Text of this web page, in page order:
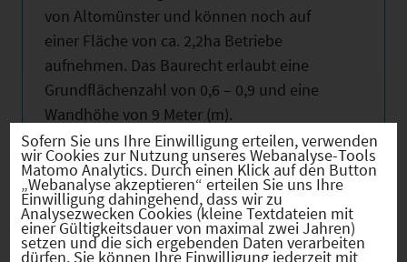
von Altomünster und können noch auf
einer Fläche von ca. 2,2ha Betriebe
aufnehmen. Das Baurecht erlaubt eine
Grundflächenzahl von 0,6 – 0,9 und eine
Wandhöhe von 9 Meter (m).
Hebesätze
Sofern Sie uns Ihre Einwilligung erteilen, verwenden
wir Cookies zur Nutzung unseres Webanalyse-Tools
Matomo Analytics. Durch einen Klick auf den Button
„Webanalyse akzeptieren“ erteilen Sie uns Ihre
Einwilligung dahingehend, dass wir zu
Analysezwecken Cookies (kleine Textdateien mit
einer Gültigkeitsdauer von maximal zwei Jahren)
setzen und die sich ergebenden Daten verarbeiten
dürfen. Sie können Ihre Einwilligung jederzeit mit